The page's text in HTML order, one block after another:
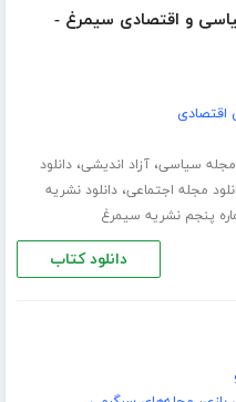
و اقتصادی سیمرغ -
اقتصادی
مجله سیاسی،آزاد اندیشی،دانلود
مجله اجتماعی،دانلود نشریه
پنجم نشریه سیمرغ
دانلود کتاب